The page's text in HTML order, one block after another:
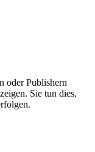
oder Publishern
Sie tun dies,